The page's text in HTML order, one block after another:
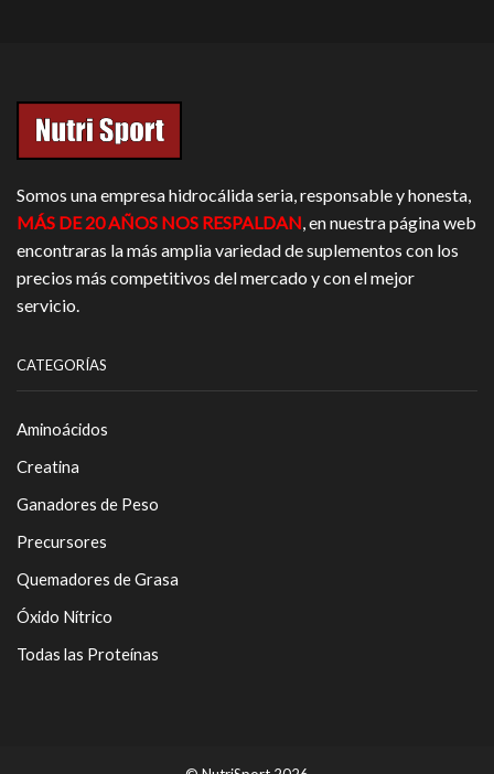
Somos una empresa hidrocálida seria, responsable y honesta,
MÁS DE 20 AÑOS NOS RESPALDAN, en nuestra página web
encontraras la más amplia variedad de suplementos con los
precios más competitivos del mercado y con el mejor
servicio.
CATEGORÍAS
Aminoácidos
Creatina
Ganadores de Peso
Precursores
Quemadores de Grasa
Óxido Nítrico
Todas las Proteínas